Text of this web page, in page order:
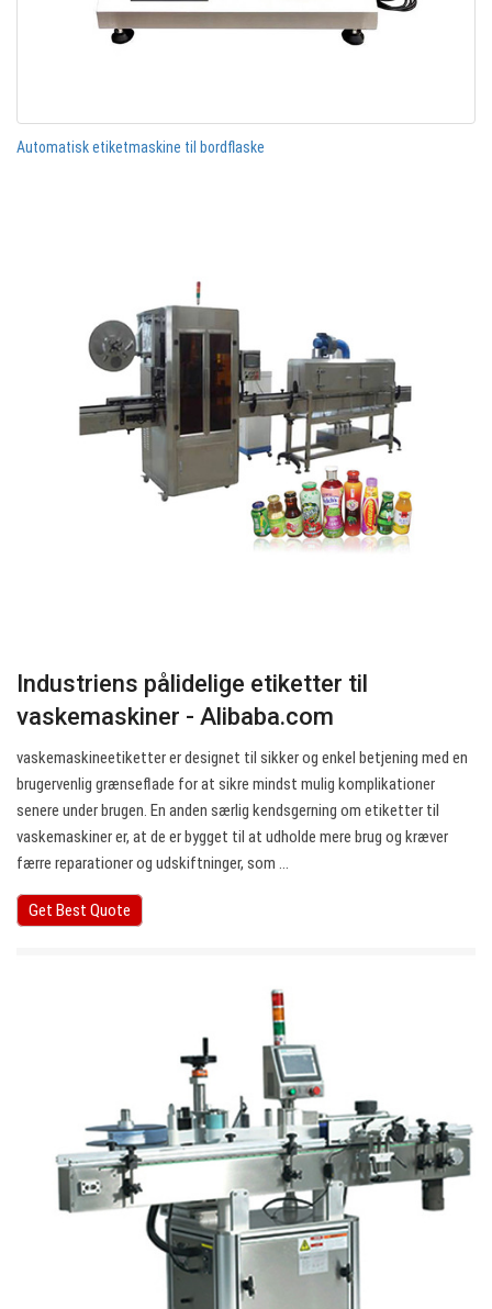
Automatisk etiketmaskine til bordflaske
Industriens pålidelige etiketter til
vaskemaskiner - Alibaba.com
vaskemaskineetiketter er designet til sikker og enkel betjening med en
brugervenlig grænseflade for at sikre mindst mulig komplikationer
senere under brugen. En anden særlig kendsgerning om etiketter til
vaskemaskiner er, at de er bygget til at udholde mere brug og kræver
færre reparationer og udskiftninger, som ...
Get Best Quote